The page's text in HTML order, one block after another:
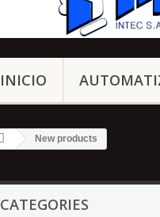
INICIO
New products
CATEGORIES